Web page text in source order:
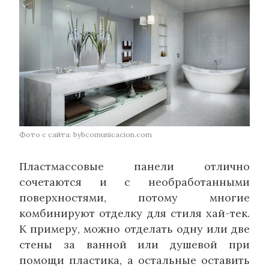
Фото с сайта: bybcomunicacion.com
Пластмассовые панели отлично
сочетаются и с необработанными
поверхностями, потому многие
комбинируют отделку для стиля хай-тек.
К примеру, можно отделать одну или две
стены за ванной или душевой при
помощи пластика, а остальные оставить